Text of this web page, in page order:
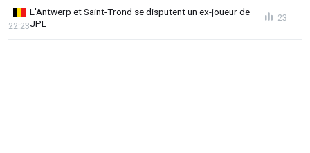
L'Antwerp et Saint-Trond se disputent un ex-joueur de
JPL
22:23
23